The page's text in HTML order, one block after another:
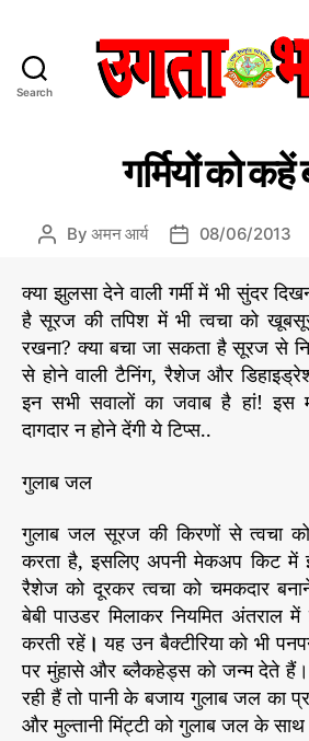
Search
ता
भा
त
हिं
दी
स
मा
चा
र
r
i
e
s
गर्मियों को कहें
P
s
t
a
u
t
h
o
Byअमन आर्य
P
s
t
d
a
t
e
08/06/2013
क्या झुलसा देने वाली गर्मी में भी सुंदर
है सूरज की तपिश में भी त्वचा को
रखना? क्या बचा जा सकता है सूरज से
से होने वाली टैनिंग, रैशेज और
इन सभी सवालों का जवाब है हां! इस
दागदार न होने देंगी ये टिप्स..
गुलाब जल
गुलाब जल सूरज की किरणों से त्वचा
करता है, इसलिए अपनी मेकअप किट में
रैशेज को दूरकर त्वचा को चमकदार
बेबी पाउडर मिलाकर नियमित अंतराल
करती रहें। यह उन बैक्टीरिया को भी
पर मुंहासे और ब्लैकहेड्स को जन्म देते
रही हैं तो पानी के बजाय गुलाब जल का
और मुल्तानी मिंट्टी को गुलाब जल के